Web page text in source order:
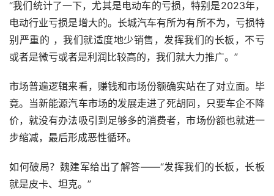
“我们统计了一下，尤其是电动车的亏损，特别是2023年，
电动行业亏损是增大的。长城汽车有所为有所不为，亏损特
别严重的 ，我们就适度地少销售，发挥我们的长板，不亏
或者是微亏或者是利润比较高的，我们就大力推广。”
市场普遍逻辑来看，赚钱和市场份额确实站在了对立面。毕
竟。当新能源汽车市场的发展走进了死胡同，只要车企不降
价，就没有办法吸引到足够多的消费者，市场份额也就进一
步缩减，最后形成恶性循环。
如何破局？魏建军给出了解答——“发挥我们的长板，长板
就是皮卡、坦克。”